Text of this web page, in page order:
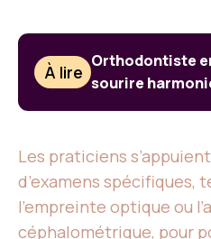
À lire
Orthodontiste
sourire
Les praticiens
d’examens spécifiques,
l’empreinte optique ou
céphalométrique, pour